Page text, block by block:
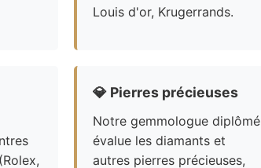
Louis d'or, Krugerrands.
💎 Pierres précieuses
Notre gemmologue diplômé
évalue les diamants et
autres pierres précieuses,